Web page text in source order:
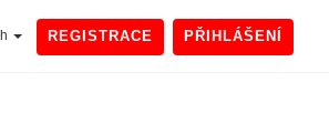
REGISTRACE PŘIHLÁŠENÍ